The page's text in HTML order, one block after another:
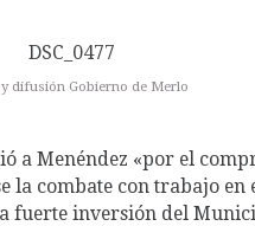
difusión Gobierno de Merlo
a Menéndez «por el
combate con trabajo en
fuerte inversión del